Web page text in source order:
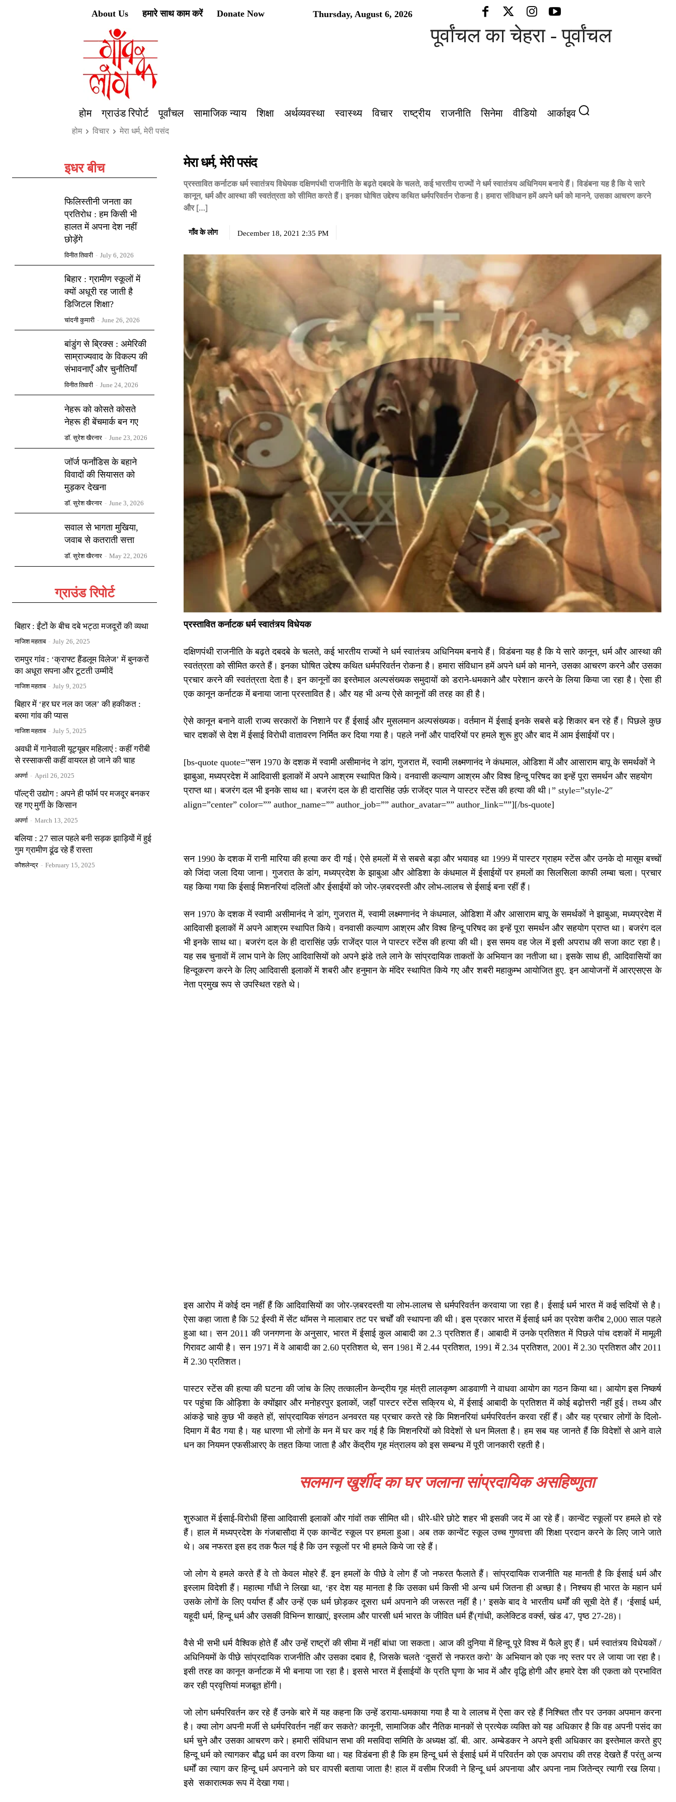
Thursday, August 6, 2026
About Us हमारे साथ काम करें Donate Now
पूर्वांचल का चेहरा - पूर्वांचल की आवाज़
होम ग्राउंड रिपोर्ट पूर्वांचल सामाजिक न्याय शिक्षा अर्थव्यवस्था स्वास्थ्य विचार राष्ट्रीय राजनीति सिनेमा वीडियो आर्काइव
होम विचार मेरा धर्म, मेरी पसंद
इधर बीच
फिलिस्तीनी जनता का
प्रतिरोध : हम किसी भी
हालत में अपना देश नहीं
छोड़ेंगे
विनीत तिवारी - July 6, 2026
बिहार : ग्रामीण स्कूलों में
क्यों अधूरी रह जाती है
डिजिटल शिक्षा?
चांदनी कुमारी - June 26, 2026
बांडुंग से ब्रिक्स : अमेरिकी
साम्राज्यवाद के विकल्प की
संभावनाएँ और चुनौतियाँ
विनीत तिवारी - June 24, 2026
नेहरू को कोसते कोसते
नेहरू ही बेंचमार्क बन गए
डॉ. सुरेश खैरनार - June 23, 2026
जॉर्ज फर्नांडिस के बहाने
विवादों की सियासत को
मुड़कर देखना
डॉ. सुरेश खैरनार - June 3, 2026
सवाल से भागता मुखिया,
जवाब से कतराती सत्ता
डॉ. सुरेश खैरनार - May 22, 2026
ग्राउंड रिपोर्ट
बिहार : ईंटों के बीच दबे भट्ठा मजदूरों की व्यथा
नाजिश महताब - July 26, 2025
रामपुर गांव : ‘क्राफ्ट हैंडलूम विलेज’ में बुनकरों
का अधूरा सपना और टूटती उम्मीदें
नाजिश महताब - July 9, 2025
बिहार में ‘हर घर नल का जल’ की हकीकत :
बरमा गांव की प्यास
नाजिश महताब - July 5, 2025
अवधी में गानेवाली यूट्यूबर महिलाएं : कहीं गरीबी
से रस्साकसी कहीं वायरल हो जाने की चाह
अपर्णा - April 26, 2025
पॉल्ट्री उद्योग : अपने ही फॉर्म पर मजदूर बनकर
रह गए मुर्गी के किसान
अपर्णा - March 13, 2025
बलिया : 27 साल पहले बनी सड़क झाड़ियों में हुई
गुम ग्रामीण ढूंढ रहे हैं रास्ता
कौशलेन्द्र - February 15, 2025
मेरा धर्म, मेरी पसंद
प्रस्तावित कर्नाटक धर्म स्वातंत्र्य विधेयक दक्षिणपंथी राजनीति के बढ़ते दबदबे के चलते, कई भारतीय राज्यों ने धर्म स्वातंत्र्य अधिनियम बनाये हैं। विडंबना यह है कि ये सारे
कानून, धर्म और आस्था की स्वतंत्रता को सीमित करते हैं। इनका घोषित उद्देश्य कथित धर्मपरिवर्तन रोकना है। हमारा संविधान हमें अपने धर्म को मानने, उसका आचरण करने
और […]
गाँव के लोग December 18, 2021 2:35 PM
प्रस्तावित कर्नाटक धर्म स्वातंत्र्य विधेयक
दक्षिणपंथी राजनीति के बढ़ते दबदबे के चलते, कई भारतीय राज्यों ने धर्म स्वातंत्र्य अधिनियम बनाये हैं। विडंबना यह है कि ये सारे कानून, धर्म और आस्था की
स्वतंत्रता को सीमित करते हैं। इनका घोषित उद्देश्य कथित धर्मपरिवर्तन रोकना है। हमारा संविधान हमें अपने धर्म को मानने, उसका आचरण करने और उसका
प्रचार करने की स्वतंत्रता देता है। इन कानूनों का इस्तेमाल अल्पसंख्यक समुदायों को डराने-धमकाने और परेशान करने के लिया किया जा रहा है। ऐसा ही
एक कानून कर्नाटक में बनाया जाना प्रस्तावित है। और यह भी अन्य ऐसे कानूनों की तरह का ही है।
ऐसे कानून बनाने वाली राज्य सरकारों के निशाने पर हैं ईसाई और मुसलमान अल्पसंख्यक। वर्तमान में ईसाई इनके सबसे बड़े शिकार बन रहे हैं। पिछले कुछ
चार दशकों से देश में ईसाई विरोधी वातावरण निर्मित कर दिया गया है। पहले ननों और पादरियों पर हमले शुरू हुए और बाद में आम ईसाईयों पर।
[bs-quote quote=”सन 1970 के दशक में स्वामी असीमानंद ने डांग, गुजरात में, स्वामी लक्ष्मणानंद ने कंधमाल, ओडिशा में और आसाराम बापू के समर्थकों ने
झाबुआ, मध्यप्रदेश में आदिवासी इलाकों में अपने आश्रम स्थापित किये। वनवासी कल्याण आश्रम और विश्व हिन्दू परिषद का इन्हें पूरा समर्थन और सहयोग
प्राप्त था। बजरंग दल भी इनके साथ था। बजरंग दल के ही दारासिंह उर्फ़ राजेंद्र पाल ने पास्टर स्टेंस की हत्या की थी।” style=”style-2″
align=”center” color=”” author_name=”” author_job=”” author_avatar=”” author_link=””][/bs-quote]
सन 1990 के दशक में रानी मारिया की हत्या कर दी गई। ऐसे हमलों में से सबसे बड़ा और भयावह था 1999 में पास्टर ग्राहम स्टेंस और उनके दो मासूम बच्चों
को जिंदा जला दिया जाना। गुजरात के डांग, मध्यप्रदेश के झाबुआ और ओडिशा के कंधमाल में ईसाईयों पर हमलों का सिलसिला काफी लम्बा चला। प्रचार
यह किया गया कि ईसाई मिशनरियां दलितों और ईसाईयों को जोर-ज़बरदस्ती और लोभ-लालच से ईसाई बना रहीं हैं।
सन 1970 के दशक में स्वामी असीमानंद ने डांग, गुजरात में, स्वामी लक्ष्मणानंद ने कंधमाल, ओडिशा में और आसाराम बापू के समर्थकों ने झाबुआ, मध्यप्रदेश में
आदिवासी इलाकों में अपने आश्रम स्थापित किये। वनवासी कल्याण आश्रम और विश्व हिन्दू परिषद का इन्हें पूरा समर्थन और सहयोग प्राप्त था। बजरंग दल
भी इनके साथ था। बजरंग दल के ही दारासिंह उर्फ़ राजेंद्र पाल ने पास्टर स्टेंस की हत्या की थी। इस समय वह जेल में इसी अपराध की सजा काट रहा है।
यह सब चुनावों में लाभ पाने के लिए आदिवासियों को अपने झंडे तले लाने के सांप्रदायिक ताकतों के अभियान का नतीजा था। इसके साथ ही, आदिवासियों का
हिन्दूकरण करने के लिए आदिवासी इलाकों में शबरी और हनुमान के मंदिर स्थापित किये गए और शबरी महाकुम्भ आयोजित हुए. इन आयोजनों में आरएसएस के
नेता प्रमुख रूप से उपस्थित रहते थे।
इस आरोप में कोई दम नहीं हैं कि आदिवासियों का जोर-ज़बरदस्ती या लोभ-लालच से धर्मपरिवर्तन करवाया जा रहा है। ईसाई धर्म भारत में कई सदियों से है।
ऐसा कहा जाता है कि 52 ईस्वी में सेंट थॉमस ने मालाबार तट पर चर्चों की स्थापना की थी। इस प्रकार भारत में ईसाई धर्म का प्रवेश करीब 2,000 साल पहले
हुआ था। सन 2011 की जनगणना के अनुसार, भारत में ईसाई कुल आबादी का 2.3 प्रतिशत हैं। आबादी में उनके प्रतिशत में पिछले पांच दशकों में मामूली
गिरावट आयी है। सन 1971 में वे आबादी का 2.60 प्रतिशत थे, सन 1981 में 2.44 प्रतिशत, 1991 में 2.34 प्रतिशत, 2001 में 2.30 प्रतिशत और 2011
में 2.30 प्रतिशत।
पास्टर स्टेंस की हत्या की घटना की जांच के लिए तत्कालीन केन्द्रीय गृह मंत्री लालकृष्ण आडवाणी ने वाधवा आयोग का गठन किया था। आयोग इस निष्कर्ष
पर पहुंचा कि ओड़िशा के क्योंझार और मनोहरपुर इलाकों, जहाँ पास्टर स्टेंस सक्रिय थे, में ईसाई आबादी के प्रतिशत में कोई बढ़ोत्तरी नहीं हुई। तथ्य और
आंकड़े चाहे कुछ भी कहते हों, सांप्रदायिक संगठन अनवरत यह प्रचार करते रहे कि मिशनरियां धर्मपरिवर्तन करवा रहीं हैं। और यह प्रचार लोगों के दिलो-
दिमाग में बैठ गया है। यह धारणा भी लोगों के मन में घर कर गई है कि मिशनरियों को विदेशों से धन मिलता है। हम सब यह जानते हैं कि विदेशों से आने वाले
धन का नियमन एफसीआरए के तहत किया जाता है और केंद्रीय गृह मंत्रालय को इस सम्बन्ध में पूरी जानकारी रहती है।
सलमान खुर्शीद का घर जलाना सांप्रदायिक असहिष्णुता
शुरुआत में ईसाई-विरोधी हिंसा आदिवासी इलाकों और गांवों तक सीमित थी। धीरे-धीरे छोटे शहर भी इसकी जद में आ रहे हैं। कान्वेंट स्कूलों पर हमले हो रहे
हैं। हाल में मध्यप्रदेश के गंजबासौदा में एक कान्वेंट स्कूल पर हमला हुआ। अब तक कान्वेंट स्कूल उच्च गुणवत्ता की शिक्षा प्रदान करने के लिए जाने जाते
थे। अब नफरत इस हद तक फैल गई है कि उन स्कूलों पर भी हमले किये जा रहे हैं।
जो लोग ये हमले करते हैं वे तो केवल मोहरे हैं. इन हमलों के पीछे वे लोग हैं जो नफरत फैलाते हैं। सांप्रदायिक राजनीति यह मानती है कि ईसाई धर्म और
इस्लाम विदेशी हैं। महात्मा गाँधी ने लिखा था, ‘हर देश यह मानता है कि उसका धर्म किसी भी अन्य धर्म जितना ही अच्छा है। निश्चय ही भारत के महान धर्म
उसके लोगों के लिए पर्याप्त हैं और उन्हें एक धर्म छोड़कर दूसरा धर्म अपनाने की जरूरत नहीं है।’ इसके बाद वे भारतीय धर्मों की सूची देते हैं। ‘ईसाई धर्म,
यहूदी धर्म, हिन्दू धर्म और उसकी विभिन्न शाखाएं, इस्लाम और पारसी धर्म भारत के जीवित धर्म हैं'(गांधी, कलेक्टिड वर्क्स, खंड 47, पृष्ठ 27-28)।
वैसे भी सभी धर्म वैश्विक होते हैं और उन्हें राष्ट्रों की सीमा में नहीं बांधा जा सकता। आज की दुनिया में हिन्दू पूरे विश्व में फैले हुए हैं। धर्म स्वातंत्र्य विधेयकों /
अधिनियमों के पीछे सांप्रदायिक राजनीति और उसका दबाव है, जिसके चलते ‘दूसरों से नफरत करो’ के अभियान को एक नए स्तर पर ले जाया जा रहा है।
इसी तरह का कानून कर्नाटक में भी बनाया जा रहा है। इससे भारत में ईसाईयों के प्रति घृणा के भाव में और वृद्धि होगी और हमारे देश की एकता को प्रभावित
कर रही प्रवृत्तियां मजबूत होंगी।
जो लोग धर्मपरिवर्तन कर रहे हैं उनके बारे में यह कहना कि उन्हें डराया-धमकाया गया है या वे लालच में ऐसा कर रहे हैं निश्चित तौर पर उनका अपमान करना
है। क्या लोग अपनी मर्जी से धर्मपरिवर्तन नहीं कर सकते? कानूनी, सामाजिक और नैतिक मानकों से प्रत्येक व्यक्ति को यह अधिकार है कि वह अपनी पसंद का
धर्म चुने और उसका आचरण करे। हमारी संविधान सभा की मसविदा समिति के अध्यक्ष डॉ. बी. आर. अम्बेडकर ने अपने इसी अधिकार का इस्तेमाल करते हुए
हिन्दू धर्म को त्यागकर बौद्ध धर्म का वरण किया था। यह विडंबना ही है कि हम हिन्दू धर्म से ईसाई धर्म में परिवर्तन को एक अपराध की तरह देखते हैं परंतु अन्य
धर्मों का त्याग कर हिन्दू धर्म अपनाने को घर वापसी बताया जाता है! हाल में वसीम रिजवी ने हिन्दू धर्म अपनाया और अपना नाम जितेन्द्र त्यागी रख लिया।
इसे सकारात्मक रूप में देखा गया।